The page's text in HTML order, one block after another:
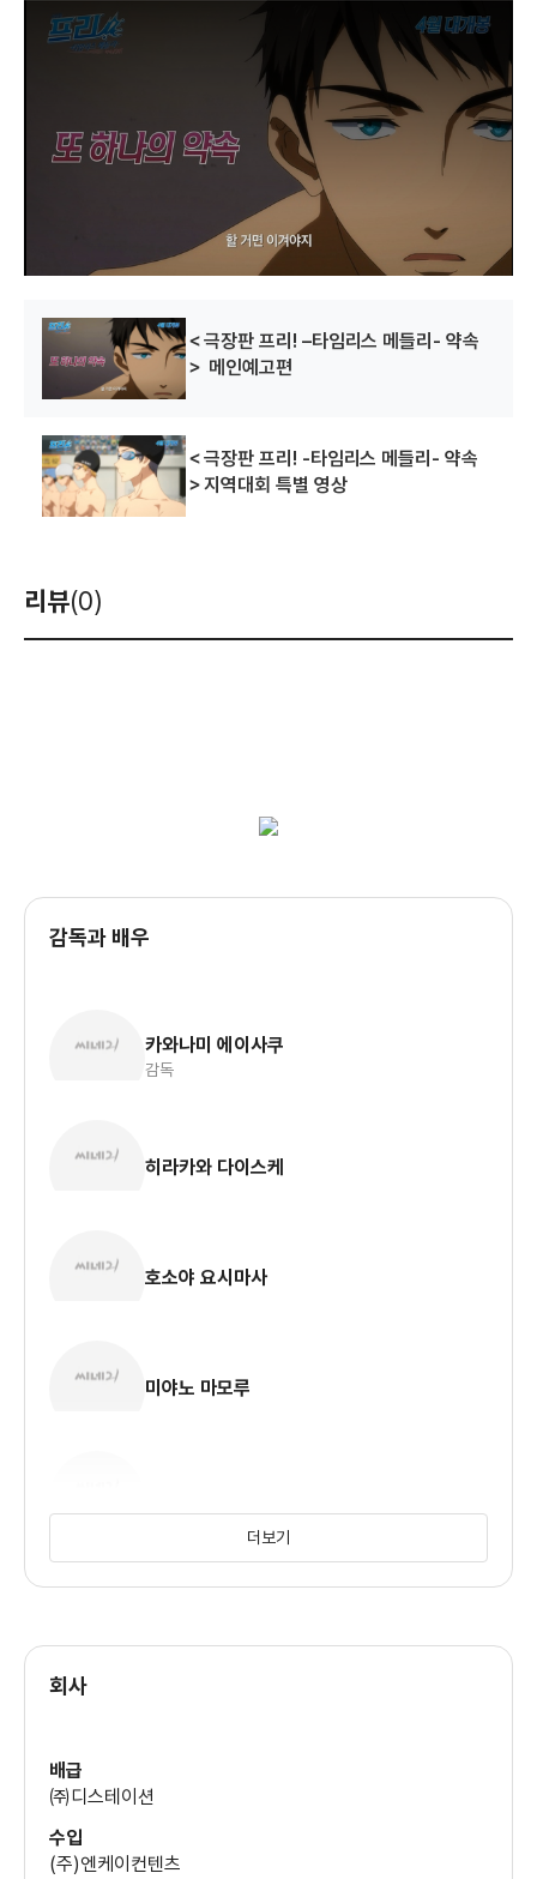
＜극장판 프리! –타임리스 메들리- 약속
＞ 메인예고편
＜극장판 프리! -타임리스 메들리- 약속
＞지역대회 특별 영상
리뷰(0)
감독과 배우
카와나미 에이사쿠
감독
히라카와 다이스케
호소야 요시마사
미야노 마모루
더보기
회사
배급
㈜디스테이션
수입
(주)엔케이컨텐츠